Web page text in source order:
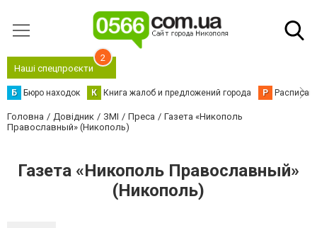
Наші спецпроєкти
2
Б Бюро находок К Книга жалоб и предложений города Р
Головна Довідник ЗМІ Преса
Газета «Никополь
Православный» (Никополь)
Газета «Никополь Православный»
(Никополь)